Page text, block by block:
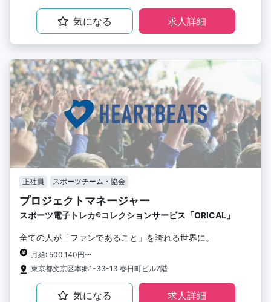
気になる 求人詳細
正社員 スポーツチーム・協会
プロジェクトマネージャー
スポーツ電子トレカ®︎コレクションサービス「ORICAL」
全ての人が「ファンであること」を誇れる世界に。
月給: 500,140円〜
東京都文京区本郷1-33-13 春日町ビル7階
気になる 求人詳細